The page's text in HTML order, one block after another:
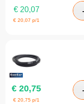
€20,07
€20,07 p/1
€ 20,75
€20,75 p/1